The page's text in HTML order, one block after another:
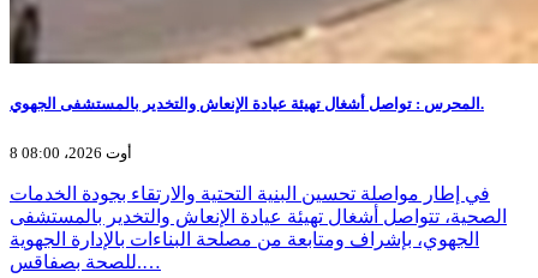
المحرس : تواصل أشغال تهيئة عيادة الإنعاش والتخدير بالمستشفى الجهوي.
8 أوت 2026، 08:00
في إطار مواصلة تحسين البنية التحتية والارتقاء بجودة الخدمات
الصحية، تتواصل أشغال تهيئة عيادة الإنعاش والتخدير بالمستشفى
الجهوي، بإشراف ومتابعة من مصلحة البناءات بالإدارة الجهوية
للصحة بصفاقس.…